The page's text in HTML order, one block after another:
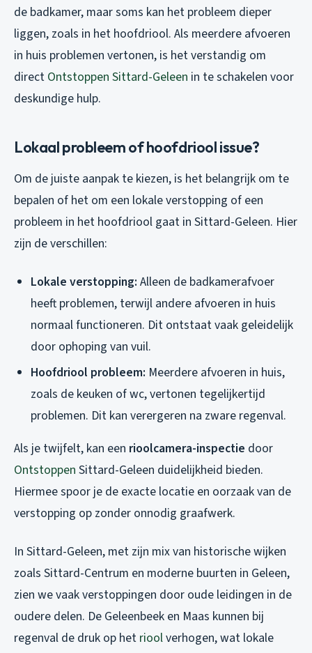
de badkamer, maar soms kan het probleem dieper
liggen, zoals in het hoofdriool. Als meerdere afvoeren
in huis problemen vertonen, is het verstandig om
direct Ontstoppen Sittard-Geleen in te schakelen voor
deskundige hulp.
Lokaal probleem of hoofdriool issue?
Om de juiste aanpak te kiezen, is het belangrijk om te
bepalen of het om een lokale verstopping of een
probleem in het hoofdriool gaat in Sittard-Geleen. Hier
zijn de verschillen:
Lokale verstopping: Alleen de badkamerafvoer
heeft problemen, terwijl andere afvoeren in huis
normaal functioneren. Dit ontstaat vaak geleidelijk
door ophoping van vuil.
Hoofdriool probleem: Meerdere afvoeren in huis,
zoals de keuken of wc, vertonen tegelijkertijd
problemen. Dit kan verergeren na zware regenval.
Als je twijfelt, kan een rioolcamera-inspectie door
Ontstoppen Sittard-Geleen duidelijkheid bieden.
Hiermee spoor je de exacte locatie en oorzaak van de
verstopping op zonder onnodig graafwerk.
In Sittard-Geleen, met zijn mix van historische wijken
zoals Sittard-Centrum en moderne buurten in Geleen,
zien we vaak verstoppingen door oude leidingen in de
oudere delen. De Geleenbeek en Maas kunnen bij
regenval de druk op het rioolverhogen, wat lokale